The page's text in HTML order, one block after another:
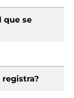
que se
registra?